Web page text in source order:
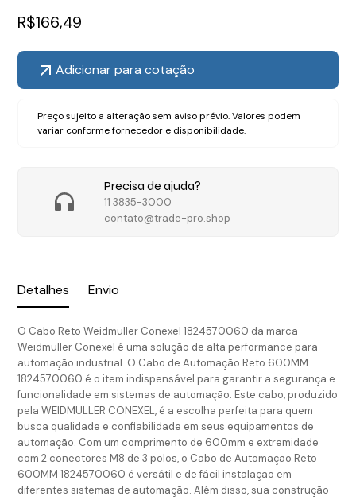
Detalhes Envio
O Cabo Reto Weidmuller Conexel 1824570060 da marca
Weidmuller Conexel é uma solução de alta performance para
automação industrial. O Cabo de Automação Reto 600MM
1824570060 é o item indispensável para garantir a segurança e
funcionalidade em sistemas de automação. Este cabo, produzido
pela WEIDMULLER CONEXEL, é a escolha perfeita para quem
busca qualidade e confiabilidade em seus equipamentos de
automação. Com um comprimento de 600mm e extremidade
com 2 conectores M8 de 3 polos, o Cabo de Automação Reto
600MM 1824570060 é versátil e de fácil instalação em
diferentes sistemas de automação. Além disso, sua construção
R$166,49
Adicionar para cotação
Preço sujeito a alteração sem aviso prévio. Valores podem
variar conforme fornecedor e disponibilidade.
Precisa de ajuda?
11 3835-3000
contato@trade-pro.shop